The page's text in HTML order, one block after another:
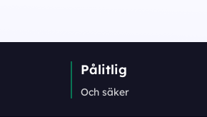
Pålitlig
Och säker